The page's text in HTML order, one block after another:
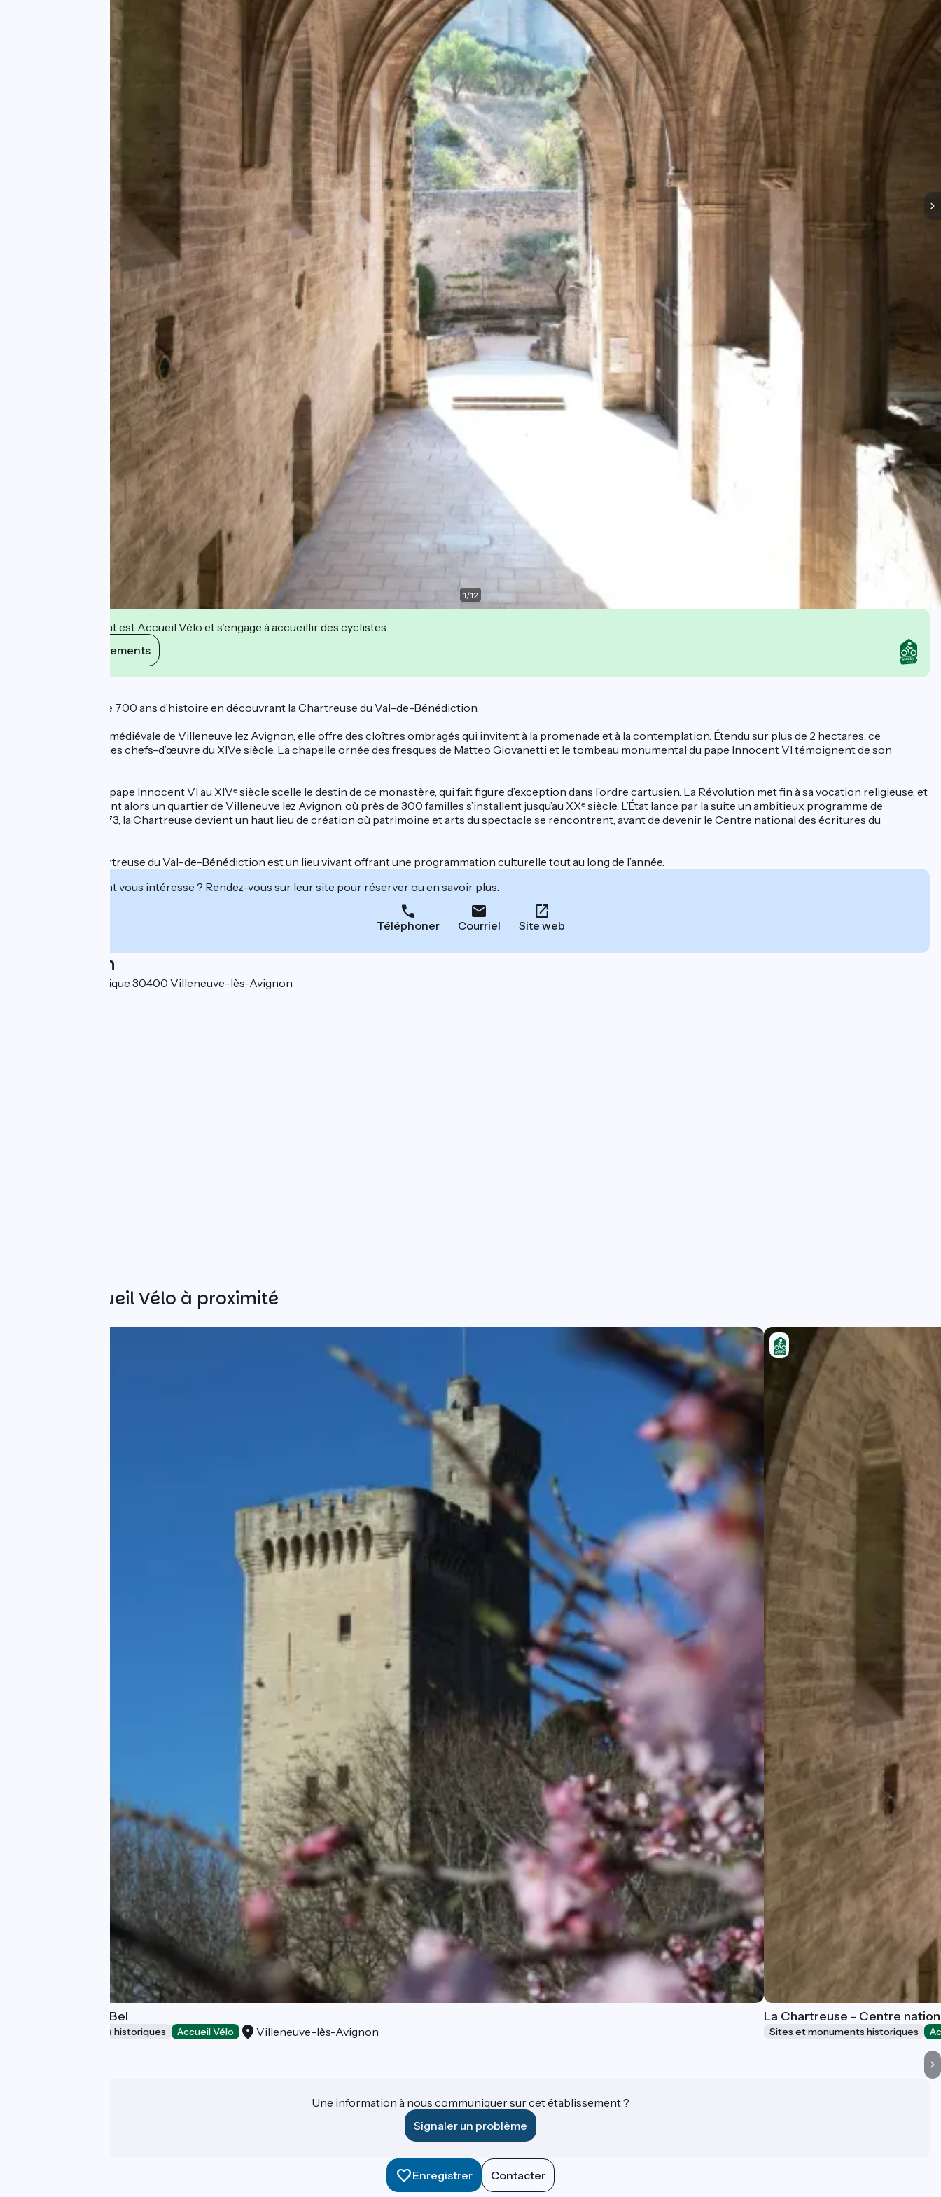
1/12
Cet établissement est Accueil Vélo et s'engage à accueillir des cyclistes.
Voir ses engagements
Plongez au cœur de 700 ans d’histoire en découvrant la Chartreuse du Val-de-Bénédiction.
Nichée dans la cité médiévale de Villeneuve lez Avignon, elle offre des cloîtres ombragés qui invitent à la promenade et à la contemplation. Étendu sur plus de 2 hectares, ce
monastère révèle des chefs-d’œuvre du XIVe siècle. La chapelle ornée des fresques de Matteo Giovanetti et le tombeau monumental du pape Innocent VI témoignent de son
Sa fondation par le pape Innocent VI au XIVᵉ siècle scelle le destin de ce monastère, qui fait figure d’exception dans l’ordre cartusien. La Révolution met fin à sa vocation religieuse, et
la Chartreuse devient alors un quartier de Villeneuve lez Avignon, où près de 300 familles s’installent jusqu’au XXᵉ siècle. L’État lance par la suite un ambitieux programme de
restauration. En 1973, la Chartreuse devient un haut lieu de création où patrimoine et arts du spectacle se rencontrent, avant de devenir le Centre national des écritures du
Aujourd’hui, la Chartreuse du Val-de-Bénédiction est un lieu vivant offrant une programmation culturelle tout au long de l’année.
Cet établissement vous intéresse ? Rendez-vous sur leur site pour réserver ou en savoir plus.
Téléphoner Courriel Site web
Localisation
58 rue de la République 30400 Villeneuve-lès-Avignon
Autres Accueil Vélo à proximité
Tour Philippe-le-Bel
Sites et monuments historiques Accueil Vélo Villeneuve-lès-Avignon
La Chartreuse - Centre
Sites et monuments historiques
Une information à nous communiquer sur cet établissement ?
Signaler un problème
Enregistrer Contacter